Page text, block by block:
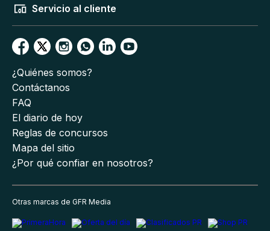
Servicio al cliente
¿Quiénes somos?
Contáctanos
FAQ
El diario de hoy
Reglas de concursos
Mapa del sitio
¿Por qué confiar en nosotros?
Otras marcas de GFR Media